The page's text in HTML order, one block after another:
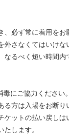
必ず常に着用をお
外さなくてはいけな
なるべく短い時間内
にご協力ください
方は入場をお断り
ケットの払い戻しは
します。